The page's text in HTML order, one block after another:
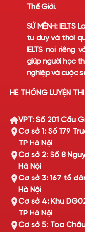
Thế Giới.
SỨ MỆNH:IELTS
tư duy và thói
IELTS nói riêng
giúp người học
nghiệp và cuộc
HỆ THỐNG LUYỆN
VPT: Số 201 Cầu
Cơ sở 1: Số 179
TP Hà Nội
Cơ sở 2: Số 8
Hà Nội
Cơ sở 3: 167 tổ
Hà Nội
Cơ sở 4: Khu
TP Hà Nội
Cơ sở 5: Tòa